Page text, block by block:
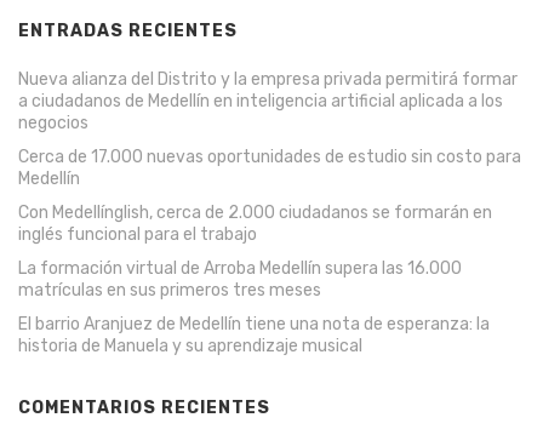
ENTRADAS RECIENTES
Nueva alianza del Distrito y la empresa privada permitirá formar
a ciudadanos de Medellín en inteligencia artificial aplicada a los
negocios
Cerca de 17.000 nuevas oportunidades de estudio sin costo para
Medellín
Con Medellínglish, cerca de 2.000 ciudadanos se formarán en
inglés funcional para el trabajo
La formación virtual de Arroba Medellín supera las 16.000
matrículas en sus primeros tres meses
El barrio Aranjuez de Medellín tiene una nota de esperanza: la
historia de Manuela y su aprendizaje musical
COMENTARIOS RECIENTES